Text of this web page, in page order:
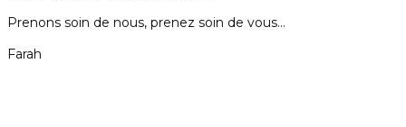
Prenons soin de nous, prenez soin de vous…
Farah